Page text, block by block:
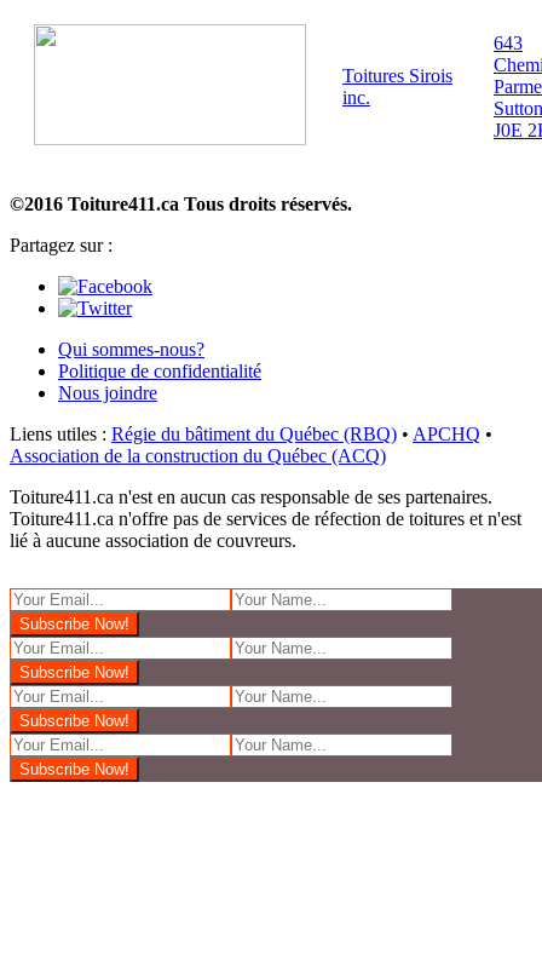
Toitures Sirois
inc.
643
J0E
©2016 Toiture411.ca Tous droits réservés.
Partagez sur :
Qui sommes-nous?
Politique de confidentialité
Nous joindre
Liens utiles : Régie du bâtiment du Québec (RBQ) • APCHQ •
Association de la construction du Québec (ACQ)
Toiture411.ca n'est en aucun cas responsable de ses partenaires.
Toiture411.ca n'offre pas de services de réfection de toitures et n'est
lié à aucune association de couvreurs.